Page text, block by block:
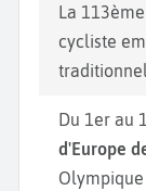
La
cycliste
Du 1er au
d'Europe
Olympique